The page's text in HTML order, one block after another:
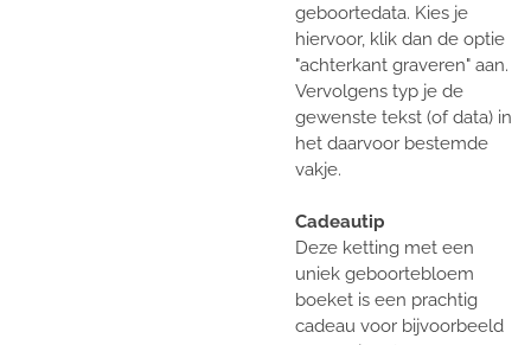
geboortedata. Kies je
hiervoor, klik dan de optie
"achterkant graveren" aan.
Vervolgens typ je de
gewenste tekst (of data) in
het daarvoor bestemde
vakje.
Cadeautip
Deze ketting met een
uniek geboortebloem
boeket is een prachtig
cadeau voor bijvoorbeeld